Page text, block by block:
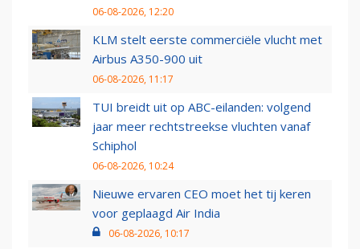
06-08-2026, 12:20
KLM stelt eerste commerciële vlucht met
Airbus A350-900 uit
06-08-2026, 11:17
TUI breidt uit op ABC-eilanden: volgend
jaar meer rechtstreekse vluchten vanaf
Schiphol
06-08-2026, 10:24
Nieuwe ervaren CEO moet het tij keren
voor geplaagd Air India
06-08-2026, 10:17